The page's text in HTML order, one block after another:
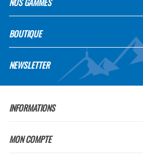
BOUTIQUE
NEWSLETTER
INFORMATIONS
MON COMPTE